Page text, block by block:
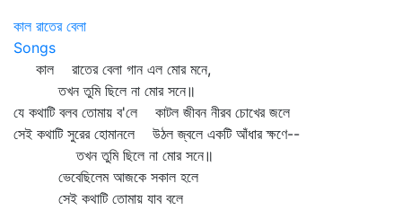
কাল রাতের বেলা
Songs
কাল রাতের বেলা গান এল মোর মনে,
তখন তুমি ছিলে না মোর সনে॥
যে কথাটি বলব তোমায় ব'লে কাটল জীবন নীরব চোখের জলে
সেই কথাটি সুরের হোমানলে উঠল জ্বলে একটি আঁধার ক্ষণে--
তখন তুমি ছিলে না মোর সনে॥
ভেবেছিলেম আজকে সকাল হলে
সেই কথাটি তোমায় যাব বলে